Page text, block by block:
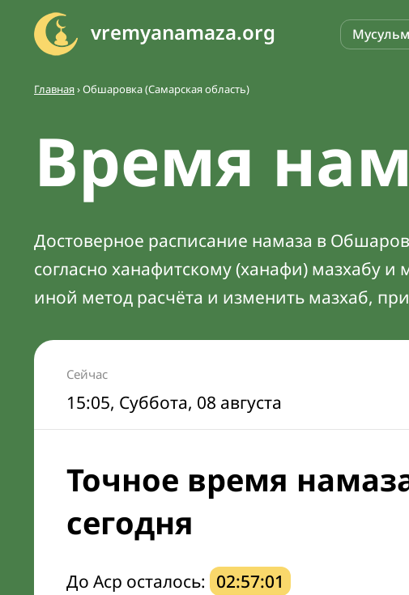
vremyanamaza.org
Главная›Обшаровка (Самарская область)
Время
Достоверное расписание намаза в
согласно ханафитскому (ханафи) мазхабу
иной метод расчёта и изменить мазхаб,
Сейчас
15:05, Суббота, 08 августа
Точное время
сегодня
До Аср осталось: 02:57:00